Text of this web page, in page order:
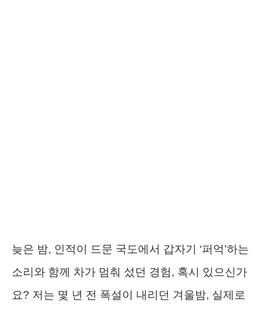
늦은 밤, 인적이 드문 국도에서 갑자기 ‘퍼억’하는
소리와 함께 차가 멈춰 섰던 경험, 혹시 있으신가
요? 저는 몇 년 전 폭설이 내리던 겨울밤, 실제로